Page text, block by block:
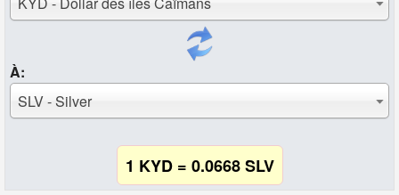
À:
SLV - Silver
1 KYD = 0.0668 SLV